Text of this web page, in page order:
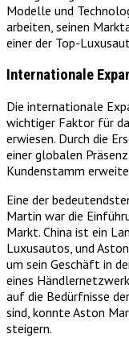
Modelle und
arbeiten, seinen
einer der Top-
Internationale
Die internationale
wichtiger Faktor für
erwiesen. Durch die
einer globalen
Kundenstamm
Eine der
Martin war die
Markt. China ist ein
Luxusautos, und
um sein Geschäft in
eines
auf die Bedürfnisse
sind, konnte Aston
steigern.